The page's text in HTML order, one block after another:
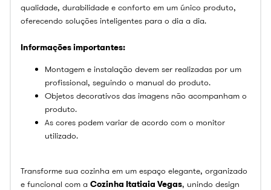
qualidade, durabilidade e conforto em um único produto,
oferecendo soluções inteligentes para o dia a dia.
Informações importantes:
Montagem e instalação devem ser realizadas por um
profissional, seguindo o manual do produto.
Objetos decorativos das imagens não acompanham o
produto.
As cores podem variar de acordo com o monitor
utilizado.
Transforme sua cozinha em um espaço elegante, organizado
e funcional com a Cozinha Itatiaia Vegas, unindo design